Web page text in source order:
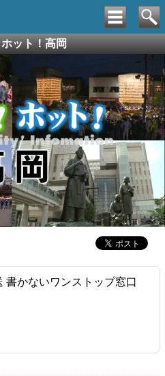
ット！高岡
書かないワンストップ窓口